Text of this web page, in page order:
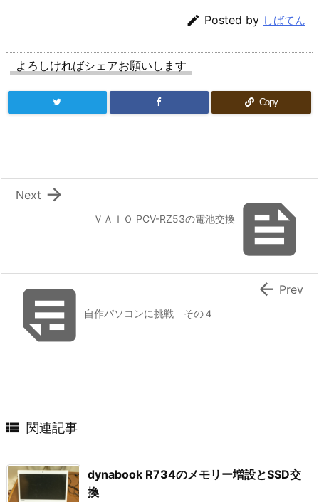
 Posted by しばてん
よろしければシェアお願いします
Copy

ＶＡＩＯ PCV-RZ53の電池交換

Next
 自作パソコンに挑戦 その４
 Prev
 関連記事
dynabook R734のメモリー増設とSSD交
換